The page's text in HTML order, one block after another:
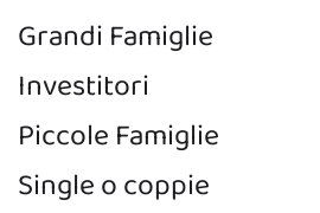
Grandi Famiglie
Investitori
Piccole Famiglie
Single o coppie